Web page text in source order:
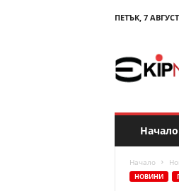
ПЕТЪК, 7
E
p
N
Начало
Начало
НОВИНИ